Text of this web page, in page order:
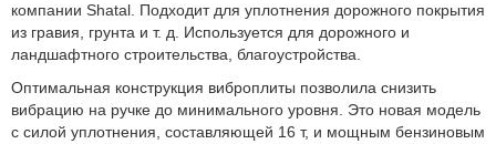
компании Shatal. Подходит для уплотнения дорожного покрытия
из гравия, грунта и т. д. Используется для дорожного и
ландшафтного строительства, благоустройства.
Оптимальная конструкция виброплиты позволила снизить
вибрацию на ручке до минимального уровня. Это новая модель
с силой уплотнения, составляющей 16 т, и мощным бензиновым